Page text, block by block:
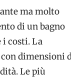
ma molto
di un bagno
i costi. La
dimensioni
Le più